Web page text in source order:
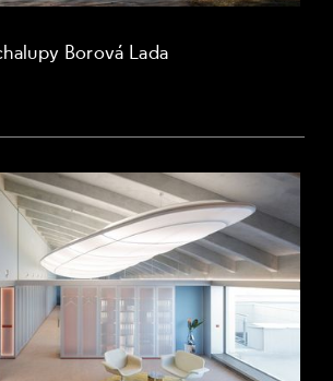
Borová Lada